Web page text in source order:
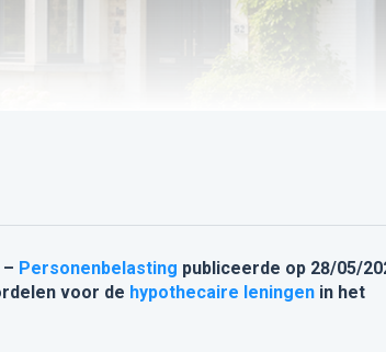
Personenbelasting publiceerde op 28/05/
voor de hypothecaire leningenin het